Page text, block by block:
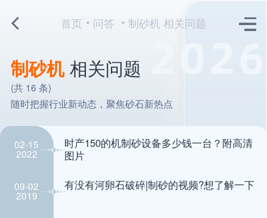
首页 问答 制砂机 相关问题
制砂机 相关问题
(共 16 条)
随时把握行业新动态，聚焦砂石新热点
02-15
2022
时产150的机制砂设备多少钱一台？附高清
图片
09-02
2019
有没有河卵石破碎|制砂的视频?想了解一下